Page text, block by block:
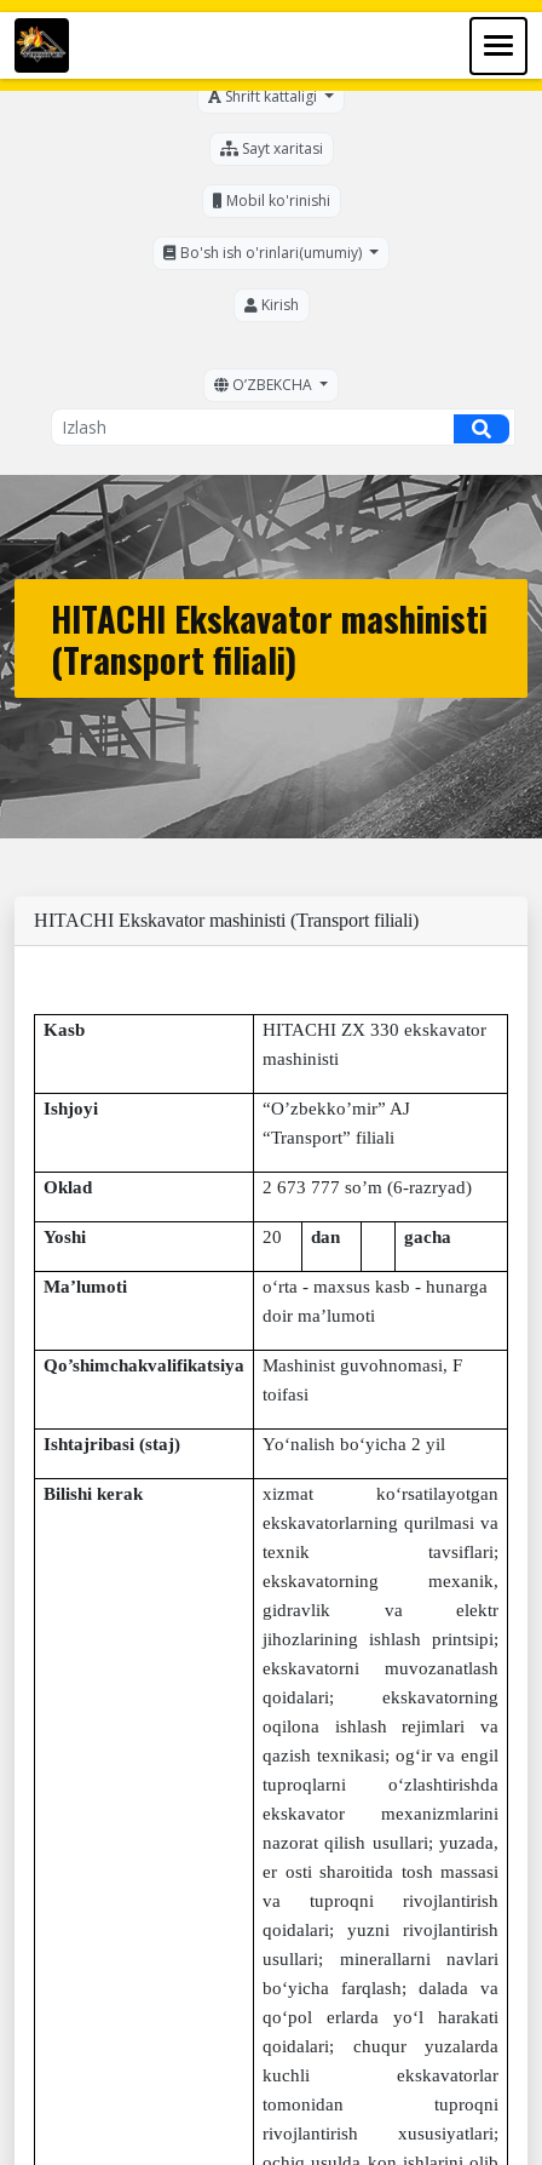
Shrift kattaligi
Sayt xaritasi
Mobil ko'rinishi
Bo'sh ish o'rinlari(umumiy)
Kirish
OʼZBEKCHA
HITACHI Ekskavator mashinisti
(Transport filiali)
HITACHI Ekskavator mashinisti (Transport filiali)
Kasb
HITACHI ZX 330 ekskavator
mashinisti
Ishjoyi “O’zbekko’mir” AJ
“Transport” filiali
Oklad 2 673 777 so’m (6-razryad)
Yoshi 20 dan gacha
Ma’lumoti
o‘rta - maxsus kasb - hunarga
doir ma’lumoti
Qo’shimchakvalifikatsiya
Mashinist guvohnomasi, F
toifasi
Ishtajribasi (staj) Yo‘nalish bo‘yicha 2 yil
Bilishi kerak
xizmat ko‘rsatilayotgan
ekskavatorlarning qurilmasi va
texnik tavsiflari;
ekskavatorning mexanik,
gidravlik va elektr
jihozlarining ishlash printsipi;
ekskavatorni muvozanatlash
qoidalari; ekskavatorning
oqilona ishlash rejimlari va
qazish texnikasi; og‘ir va engil
tuproqlarni o‘zlashtirishda
ekskavator mexanizmlarini
nazorat qilish usullari; yuzada,
er osti sharoitida tosh massasi
va tuproqni rivojlantirish
qoidalari; yuzni rivojlantirish
usullari; minerallarni navlari
bo‘yicha farqlash; dalada va
qo‘pol erlarda yo‘l harakati
qoidalari; chuqur yuzalarda
kuchli ekskavatorlar
tomonidan tuproqni
rivojlantirish xususiyatlari;